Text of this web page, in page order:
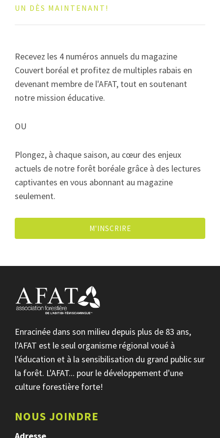
UN DÈS MAINTENANT!
Recevez les 4 numéros annuels du magazine
Couvert boréal et profitez de multiples rabais en
devenant membre de l'AFAT, tout en soutenant
notre mission éducative.
OU
Plongez, à chaque saison, au cœur des enjeux
actuels de notre forêt boréale grâce à des lectures
captivantes en vous abonnant au magazine
seulement.
M'INSCRIRE
Enracinée dans son milieu depuis plus de 83 ans,
l'AFAT est le seul organisme régional voué à
l'éducation et à la sensibilisation du grand public sur
la forêt. L'AFAT... pour le développement d'une
culture forestière forte!
NOUS JOINDRE